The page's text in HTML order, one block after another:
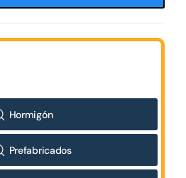
Hormigón
Prefabricados